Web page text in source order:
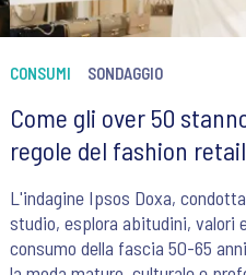
CONSUMI SONDAGGIO
Come gli over 50
regole del fashion retail
L'indagine Ipsos Doxa,
studio, esplora abitudini, valori
consumo della fascia 50-65